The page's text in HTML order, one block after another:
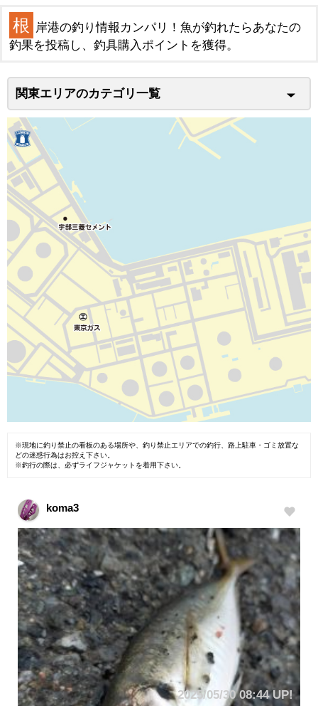
根
岸港の釣り情報カンパリ！魚が釣れたらあなたの
釣果を投稿し、釣具購入ポイントを獲得。
関東エリアのカテゴリ一覧
※現地に釣り禁止の看板のある場所や、釣り禁止エリアでの釣行、路上駐車・ゴミ放置な
どの迷惑行為はお控え下さい。
※釣行の際は、必ずライフジャケットを着用下さい。
koma3
2025/05/30 08:44 UP!